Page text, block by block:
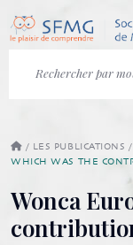
/ LES PUBLICATIONS /
WHICH WAS THE
Wonca